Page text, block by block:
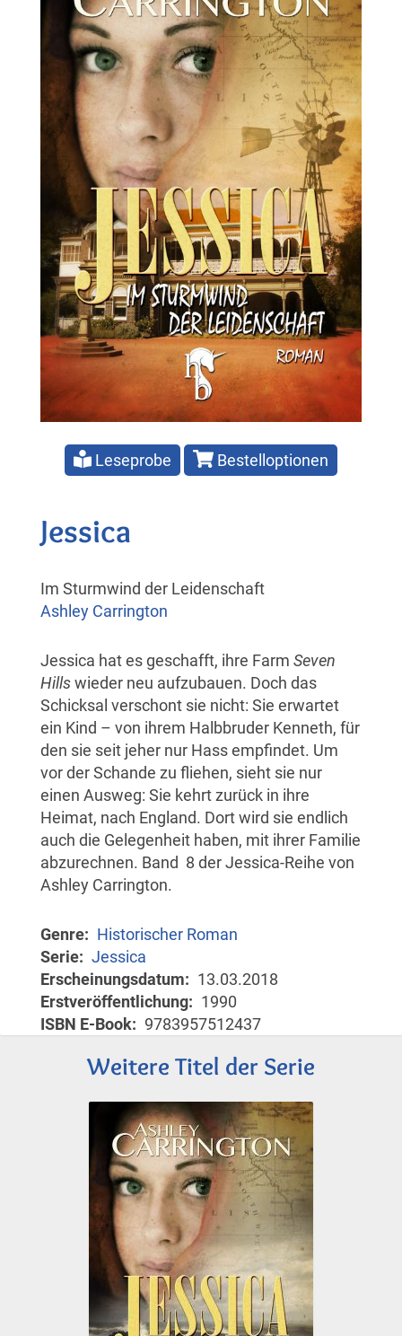
Leseprobe Bestelloptionen
Jessica
Im Sturmwind der Leidenschaft
Ashley Carrington
Jessica hat es geschafft, ihre Farm Seven
Hillswieder neu aufzubauen. Doch das
Schicksal verschont sie nicht: Sie erwartet
ein Kind – von ihrem Halbbruder Kenneth, für
den sie seit jeher nur Hass empfindet. Um
vor der Schande zu fliehen, sieht sie nur
einen Ausweg: Sie kehrt zurück in ihre
Heimat, nach England. Dort wird sie endlich
auch die Gelegenheit haben, mit ihrer Familie
abzurechnen. Band 8 der Jessica-Reihe von
Ashley Carrington.
Genre
Historischer Roman
Serie
Jessica
Erscheinungsdatum
13.03.2018
Erstveröffentlichung
1990
ISBN E-Book
9783957512437
Weitere Titel der Serie